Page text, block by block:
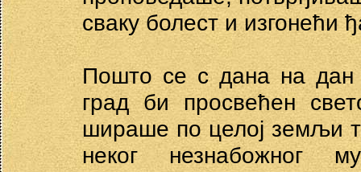
сваку болест и изгонећи
Пошто се с дана на дан
град би просвећен
шираше по целој земљи
неког незнабожног